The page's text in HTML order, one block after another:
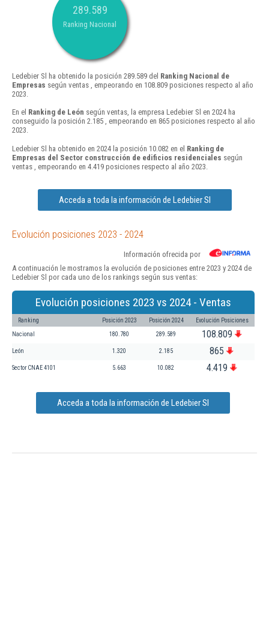
289.589
Ranking Nacional
Ledebier Sl ha obtenido la posición 289.589 del Ranking Nacional de
Empresas según ventas , empeorando en 108.809 posiciones respecto al año
2023.
En el Ranking de León según ventas, la empresa Ledebier Sl en 2024 ha
conseguido la posición 2.185 , empeorando en 865 posiciones respecto al año
2023.
Ledebier Sl ha obtenido en 2024 la posición 10.082 en el Ranking de
Empresas del Sector construcción de edificios residenciales según
ventas , empeorando en 4.419 posiciones respecto al año 2023.
Acceda a toda la información de Ledebier Sl
Evolución posiciones 2023 - 2024
Información ofrecida por
A continuación le mostramos la evolución de posiciones entre 2023 y 2024 de
Ledebier Sl por cada uno de los rankings según sus ventas:
Evolución posiciones 2023 vs 2024 - Ventas
Ranking Posición 2023 Posición 2024 Evolución Posiciones
Nacional 180.780 289.589 108.809
León 1.320 2.185 865
Sector CNAE 4101 5.663 10.082 4.419
Acceda a toda la información de Ledebier Sl